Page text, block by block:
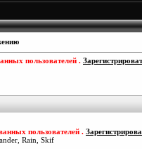
пользователей .
пользователей .
Rain, Skif